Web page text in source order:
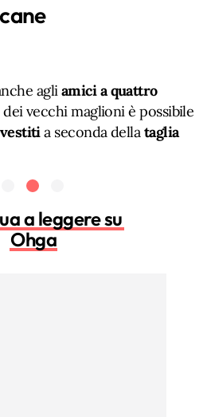
agliamici a quattro
vecchi maglioni è possibile
vestitia seconda dellataglia
a leggere su
Ohga